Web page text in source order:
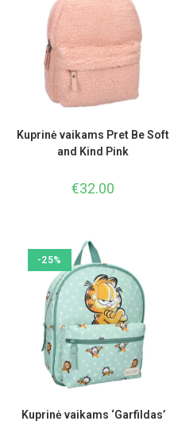
Kuprinė vaikams Pret Be Soft
and Kind Pink
€32.00
-25%
Kuprinė vaikams ‘Garfildas’